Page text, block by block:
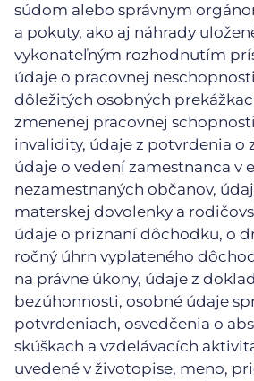
súdom alebo správnym
a pokuty, ako aj náhrady
vykonateľným rozhodnutím
údaje o pracovnej
dôležitých osobných
zmenenej pracovnej
invalidity, údaje z potvrdenia o
údaje o vedení zamestnanca v
nezamestnaných občanov,
materskej dovolenky a
údaje o priznaní dôchodku, o
ročný úhrn vyplateného
na právne úkony, údaje z
bezúhonnosti, osobné údaje
potvrdeniach, osvedčenia o
skúškach a vzdelávacích
uvedené v životopise, meno,